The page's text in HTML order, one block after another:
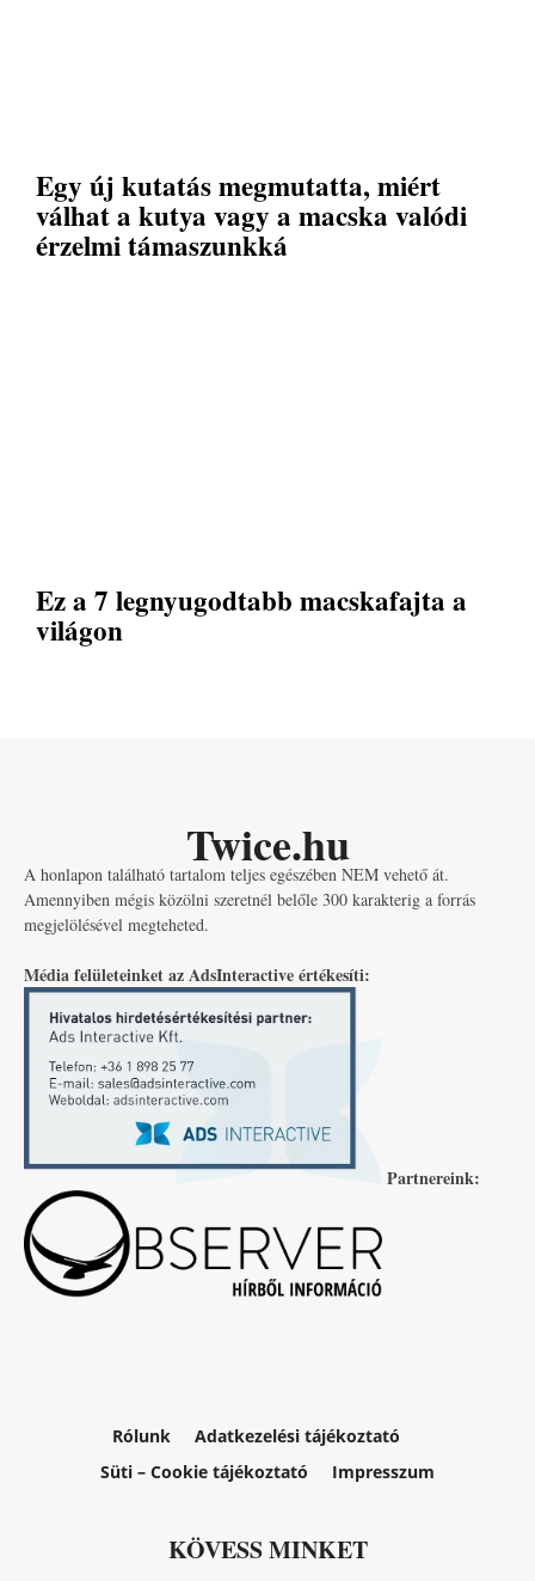
Egy új kutatás megmutatta, miért
válhat a kutya vagy a macska valódi
érzelmi támaszunkká
Ez a 7 legnyugodtabb macskafajta a
világon
Twice.hu
A honlapon található tartalom teljes egészében NEM vehető át.
Amennyiben mégis közölni szeretnél belőle 300 karakterig a forrás
megjelölésével megteheted.
Média felületeinket az AdsInteractive értékesíti:
Partnereink:
Rólunk
Adatkezelési tájékoztató
Süti – Cookie tájékoztató
Impresszum
KÖVESS MINKET